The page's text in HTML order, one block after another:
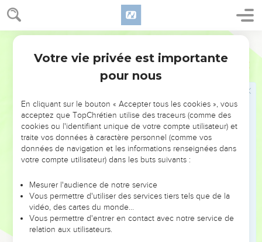
1 Rois 6
Et, pour l'entrée de l'oracle, il fit des portes de bois
d'olivier. Le linteau et les poteaux occupaient un cinquième
de la largeur de la maison.
Et les deux battants étaient de bois d'olivier ; et il sculpta
dessus des figures de chérubins, et de palmiers, et de fleurs
entr'ouvertes, et recouvrit d'or le tout, et étendit l'or sur les
Et il fit de même, à l'entrée du temple, des poteaux en bois
d'olivier occupant un quart de la largeur de la maison,
et deux battants en bois de cyprès ; les deux vantaux de
l'un des battants tournaient sur eux-mêmes, et les deux
Et il sculpta dessus des chérubins et des palmiers, et des
fleurs entr'ouvertes, et recouvrit le tout avec de l'or appliqué
sur la sculpture.
36
Votre vie privée est importante
pour nous
En cliquant sur le bouton « Accepter tous les cookies », vous
acceptez que TopChrétien utilise des traceurs (comme des
cookies ou l'identifiant unique de votre compte utilisateur) et
traite vos données à caractère personnel (comme vos
données de navigation et les informations renseignées dans
votre compte utilisateur) dans les buts suivants :
Mesurer l'audience de notre service
Vous permettre d'utiliser des services tiers tels que de la
vidéo, des cartes du monde…
Vous permettre d'entrer en contact avec notre service de
relation aux utilisateurs.